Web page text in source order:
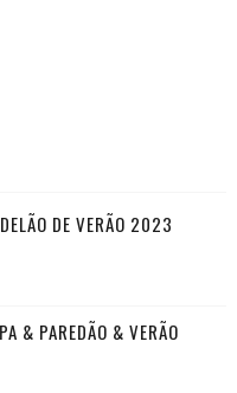
DE VERÃO 2023
& PAREDÃO & VERÃO